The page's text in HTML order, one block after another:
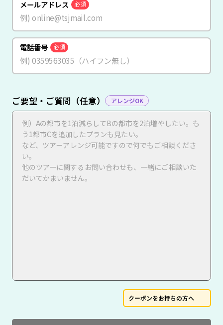
メールアドレス 必須
電話番号 必須
ご要望・ご質問（任意） アレンジOK
クーポンをお持ちの方へ